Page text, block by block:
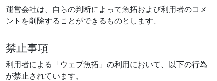
運営会社は、自らの判断によって魚拓および利用者のコメ
ントを削除することができるものとします。
禁止事項
利用者による「ウェブ魚拓」の利用において、以下の行為
が禁止されています。